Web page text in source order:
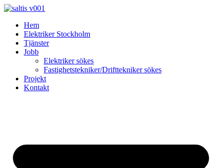
Skip
contentHem
Elektriker Stockholm
Tjänster
Jobb
Elektriker sökes
Fastighetstekniker/Drifttekniker sökes
Projekt
Kontakt